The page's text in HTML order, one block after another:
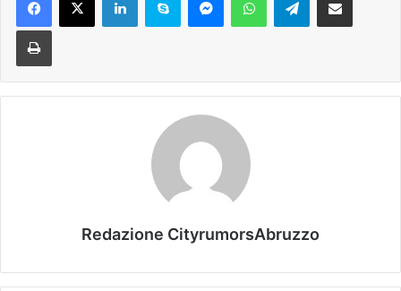
Redazione CityrumorsAbruzzo